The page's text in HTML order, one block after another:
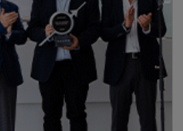
coloquio ha servido para
entre entidades,
urgente de garantizar el
y la incorporación de personas
la continuidad y vitalidad del